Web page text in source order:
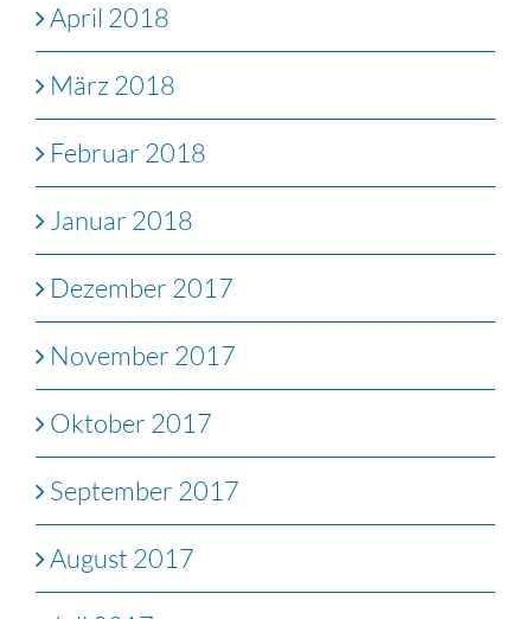
April 2018
März 2018
Februar 2018
Januar 2018
Dezember 2017
November 2017
Oktober 2017
September 2017
August 2017